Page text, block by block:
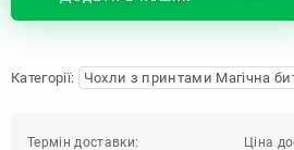
Категорії: Чохли з принтами Магічна
Термін доставки: Ціна